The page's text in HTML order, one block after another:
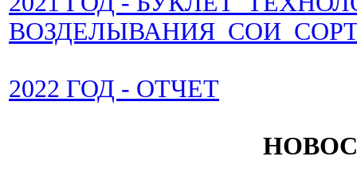
ВОЗДЕЛЫВАНИЯ СОИ
2022 ГОД - ОТЧЕТ